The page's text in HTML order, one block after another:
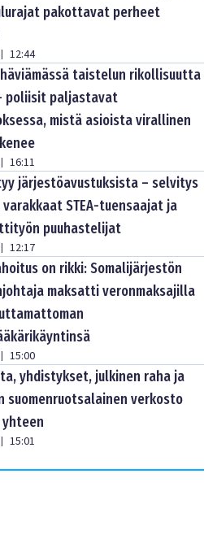
pakottavat perheet
| 12:44
taistelun rikollisuutta
poliisit paljastavat
mistä asioista virallinen
| 16:11
järjestöavustuksista – selvitys
STEA-tuensaajat ja
puuhastelijat
| 12:17
on rikki: Somalijärjestön
maksatti veronmaksajilla
| 15:00
yhdistykset, julkinen raha ja
suomenruotsalainen verkosto
| 15:01